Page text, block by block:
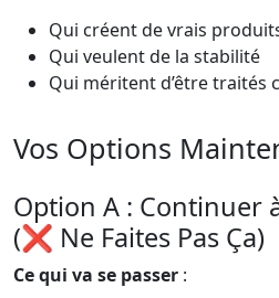
Qui créent de vrais
Qui veulent de la stabilité
Qui méritent d’être traités
Vos Options
Option A : Continuer
(❌ Ne Faites Pas Ça)
Ce qui va se passer :